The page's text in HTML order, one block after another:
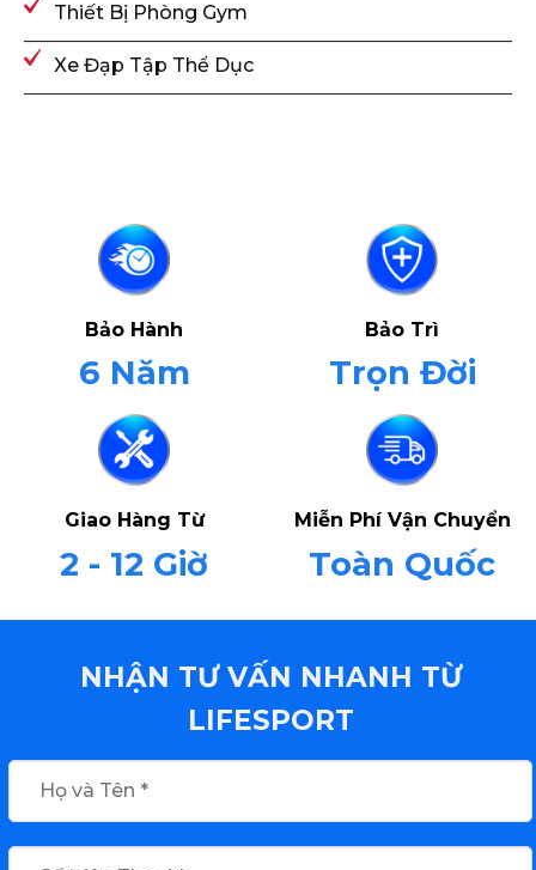
Thiết Bị Phòng Gym
Xe Đạp Tập Thể Dục
Bảo Hành
6 Năm
Bảo Trì
Trọn Đời
Giao Hàng Từ
2 - 12 Giờ
Miễn Phí Vận Chuyển
Toàn Quốc
NHẬN TƯ VẤN NHANH TỪ
LIFESPORT